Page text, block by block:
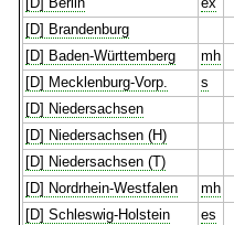
[D] Berlin
ex
[D] Brandenburg
[D] Baden-Württemberg
mh
[D] Mecklenburg-Vorp.
s
[D] Niedersachsen
[D] Niedersachsen (H)
[D] Niedersachsen (T)
[D] Nordrhein-Westfalen
mh
[D] Schleswig-Holstein
es